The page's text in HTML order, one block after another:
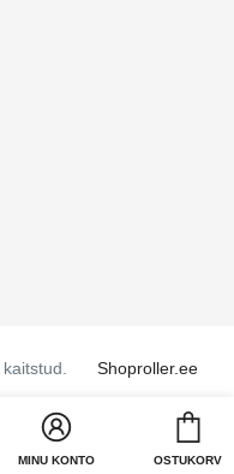
Shoproller.ee
MINU KONTO OSTUKORV